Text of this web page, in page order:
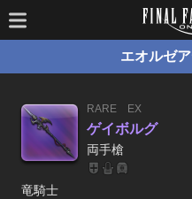
エオルゼ
RARE
EX
ゲイボルグ
両手槍
竜騎士